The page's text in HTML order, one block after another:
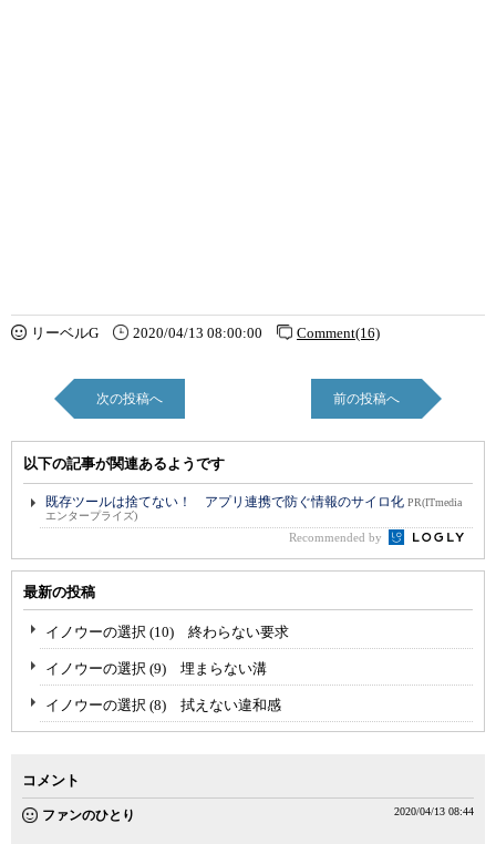
リーベルG 2020/04/13 08:00:00 Comment(16)
次の投稿へ 前の投稿へ
以下の記事が関連あるようです
既存ツールは捨てない！ アプリ連携で防ぐ情報のサイロ化 PR(ITmedia
エンタープライズ)
Recommended by
最新の投稿
イノウーの選択 (10) 終わらない要求
イノウーの選択 (9) 埋まらない溝
イノウーの選択 (8) 拭えない違和感
コメント
ファンのひとり 2020/04/13 08:44